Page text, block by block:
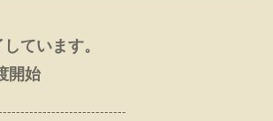
ています。
開始